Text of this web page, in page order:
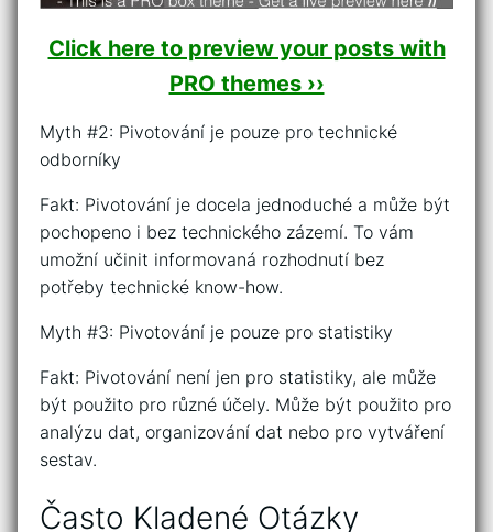
Click here to preview your posts with
PRO themes ››
Myth #2: Pivotování je pouze pro technické
odborníky
Fakt: Pivotování je docela jednoduché a může být
pochopeno i bez technického zázemí. To vám
umožní učinit informovaná rozhodnutí bez
potřeby technické know-how.
Myth #3: Pivotování je pouze pro statistiky
Fakt: Pivotování není jen pro statistiky, ale může
být použito pro různé účely. Může být použito pro
analýzu dat, organizování dat nebo pro vytváření
sestav.
Často Kladené Otázky